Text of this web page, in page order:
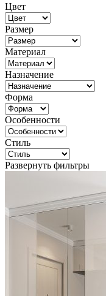
Цвет
Размер
Материал
Назначение
Форма
Особенности
Стиль
Развернуть фильтры